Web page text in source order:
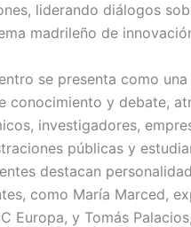
liderando diálogos
madrileño de
se presenta como
conocimiento y debate,
investigadores,
públicas y
destacan
como María Marced,
Europa, y Tomás